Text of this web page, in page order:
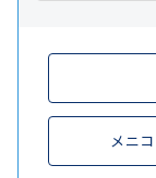
メニ